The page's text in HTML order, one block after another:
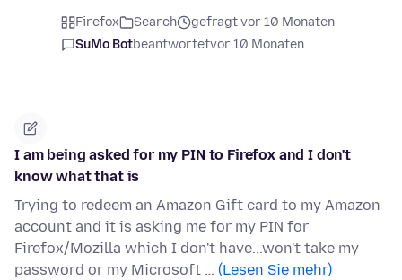
Firefox Search
gefragt vor 10 Monaten
SuMo Botbeantwortetvor 10 Monaten
I am being asked for my PIN to Firefox and I don't
know what that is
Trying to redeem an Amazon Gift card to my Amazon
account and it is asking me for my PIN for
Firefox/Mozilla which I don't have...won't take my
password or my Microsoft … (Lesen Sie mehr)